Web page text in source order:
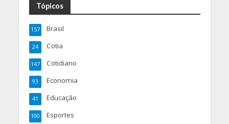
Tópicos
Brasil
157
Cotia
24
Cotidiano
147
Economia
93
Educação
41
Esportes
100